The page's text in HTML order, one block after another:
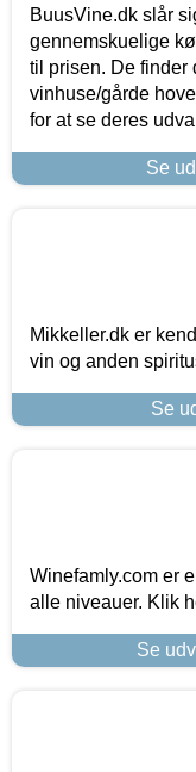
BuusVine.dk slår
gennemskuelige
til prisen. De finder
vinhuse/gårde
for at se deres
Se
Mikkeller.dk er
vin og anden
Se
Winefamly.com er
alle niveauer. Klik
Se